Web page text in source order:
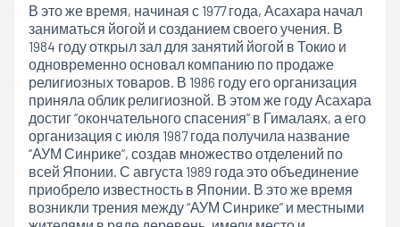
В это же время, начиная с 1977 года, Асахара начал
заниматься йогой и созданием своего учения. В
1984 году открыл зал для занятий йогой в Токио и
одновременно основал компанию по продаже
религиозных товаров. В 1986 году его организация
приняла облик религиозной. В этом же году Асахара
достиг “окончательного спасения” в Гималаях, а его
организация с июля 1987 года получила название
“АУМ Синрике”, создав множество отделений по
всей Японии. С августа 1989 года это объединение
приобрело известность в Японии. В это же время
возникли трения между “АУМ Синрике” и местными